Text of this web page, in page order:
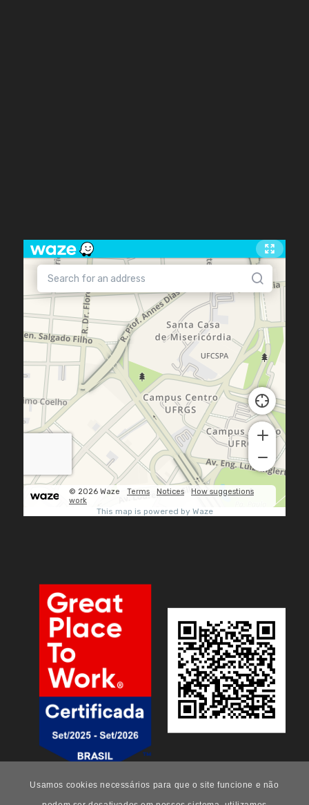
Usamos cookies necessários para que o site funcione e não